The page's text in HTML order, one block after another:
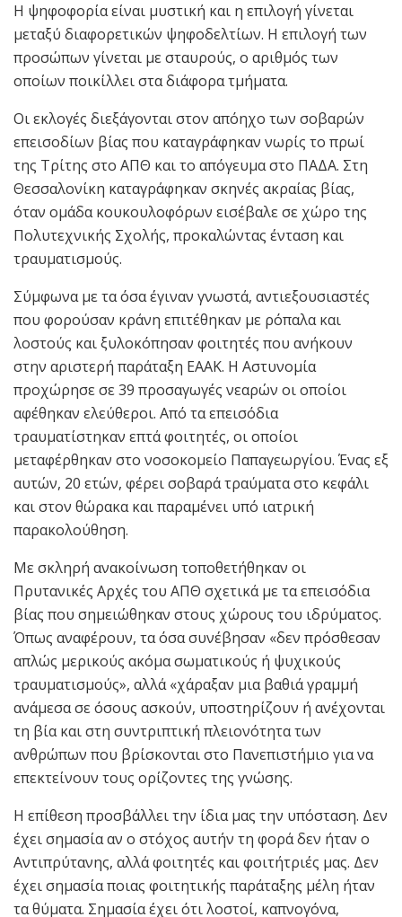
Η ψηφοφορία είναι μυστική και η επιλογή γίνεται
μεταξύ διαφορετικών ψηφοδελτίων. Η επιλογή των
προσώπων γίνεται με σταυρούς, ο αριθμός των
οποίων ποικίλλει στα διάφορα τμήματα.
Οι εκλογές διεξάγονται στον απόηχο των σοβαρών
επεισοδίων βίας που καταγράφηκαν νωρίς το πρωί
της Τρίτης στο ΑΠΘ και το απόγευμα στο ΠΑΔΑ. Στη
Θεσσαλονίκη καταγράφηκαν σκηνές ακραίας βίας,
όταν ομάδα κουκουλοφόρων εισέβαλε σε χώρο της
Πολυτεχνικής Σχολής, προκαλώντας ένταση και
τραυματισμούς.
Σύμφωνα με τα όσα έγιναν γνωστά, αντιεξουσιαστές
που φορούσαν κράνη επιτέθηκαν με ρόπαλα και
λοστούς και ξυλοκόπησαν φοιτητές που ανήκουν
στην αριστερή παράταξη ΕΑΑΚ. Η Αστυνομία
προχώρησε σε 39 προσαγωγές νεαρών οι οποίοι
αφέθηκαν ελεύθεροι. Από τα επεισόδια
τραυματίστηκαν επτά φοιτητές, οι οποίοι
μεταφέρθηκαν στο νοσοκομείο Παπαγεωργίου. Ένας εξ
αυτών, 20 ετών, φέρει σοβαρά τραύματα στο κεφάλι
και στον θώρακα και παραμένει υπό ιατρική
παρακολούθηση.
Με σκληρή ανακοίνωση τοποθετήθηκαν οι
Πρυτανικές Αρχές του ΑΠΘ σχετικά με τα επεισόδια
βίας που σημειώθηκαν στους χώρους του ιδρύματος.
Όπως αναφέρουν, τα όσα συνέβησαν «δεν πρόσθεσαν
απλώς μερικούς ακόμα σωματικούς ή ψυχικούς
τραυματισμούς», αλλά «χάραξαν μια βαθιά γραμμή
ανάμεσα σε όσους ασκούν, υποστηρίζουν ή ανέχονται
τη βία και στη συντριπτική πλειονότητα των
ανθρώπων που βρίσκονται στο Πανεπιστήμιο για να
επεκτείνουν τους ορίζοντες της γνώσης.
Η επίθεση προσβάλλει την ίδια μας την υπόσταση. Δεν
έχει σημασία αν ο στόχος αυτήν τη φορά δεν ήταν ο
Αντιπρύτανης, αλλά φοιτητές και φοιτήτριές μας. Δεν
έχει σημασία ποιας φοιτητικής παράταξης μέλη ήταν
τα θύματα. Σημασία έχει ότι λοστοί, καπνογόνα,